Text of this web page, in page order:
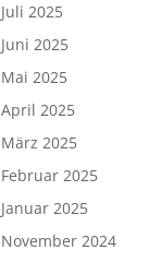
Juli 2025
Juni 2025
Mai 2025
April 2025
März 2025
Februar 2025
Januar 2025
November 2024